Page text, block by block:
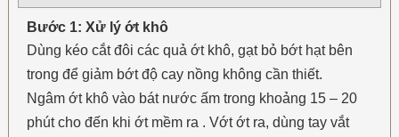
Bước 1: Xử lý ớt khô
Dùng kéo cắt đôi các quả ớt khô, gạt bỏ bớt hạt bên
trong để giảm bớt độ cay nồng không cần thiết.
Ngâm ớt khô vào bát nước ấm trong khoảng 15 – 20
phút cho đến khi ớt mềm ra . Vớt ớt ra, dùng tay vắt